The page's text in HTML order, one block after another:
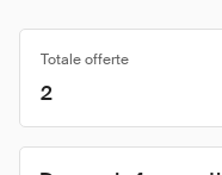
Totale offerte
2